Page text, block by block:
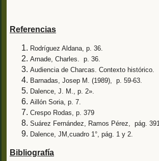
Referencias
Rodríguez Aldana, p. 36.
Arnade, Charles. p. 36.
Audiencia de Charcas. Contexto histórico.
Barnadas, Josep M. (1989), p. 59-63.
Dalence, J. M., p. 2».
Aillón Soria, p. 7.
Crespo Rodas, p. 379
Suárez Fernández, Ramos Pérez, pág. 391
Dalence, JM,cuadro 1°, pág. 1 y 2.
Bibliografía